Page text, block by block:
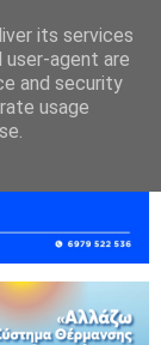
its services
user-agent are
and security
usage